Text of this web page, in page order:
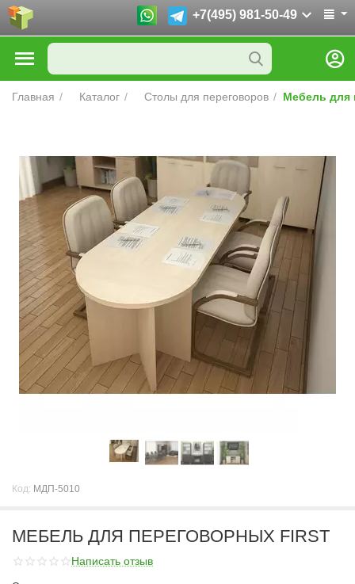
+7(495) 981-50-49
Главная / Каталог / Столы для переговоров / Мебель для
Код: МДП-5010
МЕБЕЛЬ ДЛЯ ПЕРЕГОВОРНЫХ FIRST
Написать отзыв